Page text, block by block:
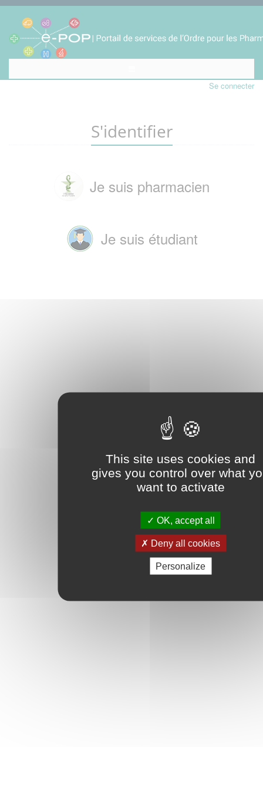
This site uses cookies and
gives you control over what
want to activate
OK, accept all
Deny all cookies
Personalize
Se connecter
S'identifier
Je suis pharmacien
Je suis étudiant